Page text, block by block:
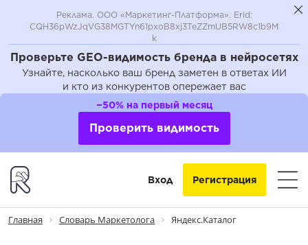
Проверьте GEO-видимость бренда в нейросетях
Узнайте, насколько ваш бренд заметен в ответах ИИ
и кто из конкурентов опережает вас
Реклама. ООО «Маркетинг-Платформа». Erid:
CQH36pWzJqVG38MGTYn61pxoB8xj3TeZZmUB5RW8c1b9M
k
−50% на первый месяц
Проверить видимость
Вход Регистрация
Главная Словарь Маркетолога Яндекс.Каталог